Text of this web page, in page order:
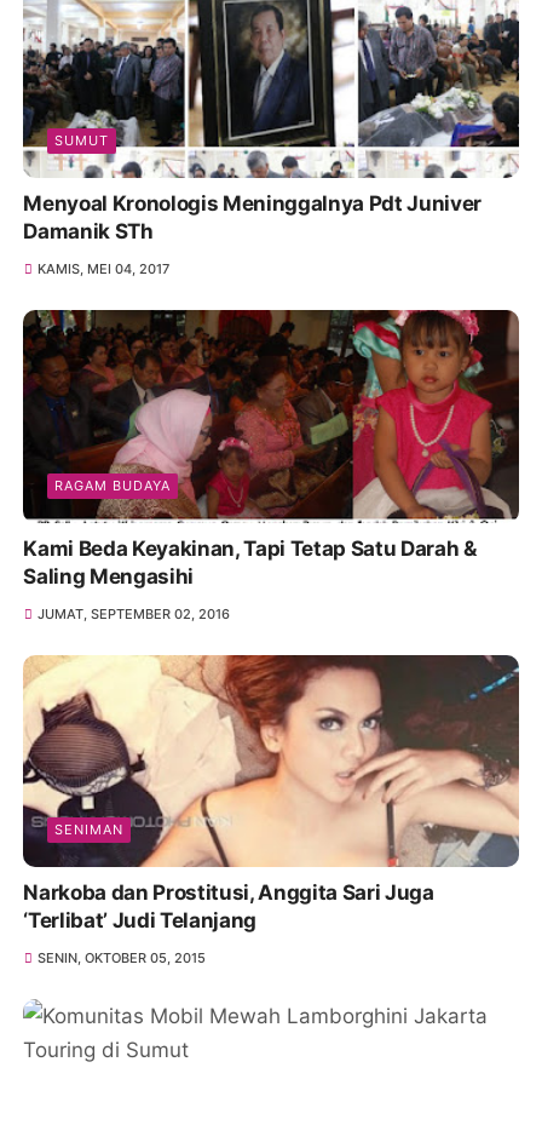
SUMUT
Menyoal Kronologis Meninggalnya Pdt Juniver
Damanik STh
KAMIS, MEI 04, 2017
RAGAM BUDAYA
Kami Beda Keyakinan, Tapi Tetap Satu Darah &
Saling Mengasihi
JUMAT, SEPTEMBER 02, 2016
SENIMAN
Narkoba dan Prostitusi, Anggita Sari Juga
‘Terlibat’ Judi Telanjang
SENIN, OKTOBER 05, 2015